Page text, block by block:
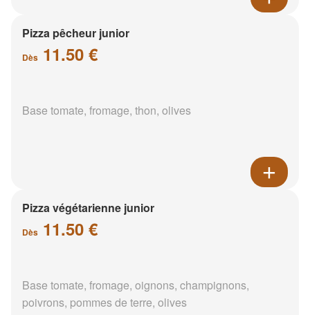
Pizza pêcheur junior
Dès 11.50 €
Base tomate, fromage, thon, olives
Pizza végétarienne junior
Dès 11.50 €
Base tomate, fromage, oignons, champignons,
poivrons, pommes de terre, olives